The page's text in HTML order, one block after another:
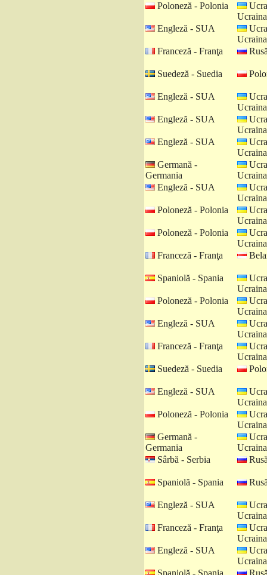
Poloneză - Polonia
Ucraina
Engleză - SUA
Ucraina
Franceză - Franţa
Suedeză - Suedia
Engleză - SUA
Ucraina
Engleză - SUA
Ucraina
Engleză - SUA
Ucraina
Germană -
Germania
Ucraina
Engleză - SUA
Ucraina
Poloneză - Polonia
Ucraina
Poloneză - Polonia
Ucraina
Franceză - Franţa
Spaniolă - Spania
Ucraina
Poloneză - Polonia
Ucraina
Engleză - SUA
Ucraina
Franceză - Franţa
Ucraina
Suedeză - Suedia
Engleză - SUA
Ucraina
Poloneză - Polonia
Ucraina
Germană -
Germania
Ucraina
Sârbă - Serbia
Spaniolă - Spania
Engleză - SUA
Ucraina
Franceză - Franţa
Ucraina
Engleză - SUA
Ucraina
Spaniolă - Spania